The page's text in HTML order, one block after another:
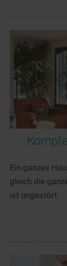
Ein ganzes
gleich die
ist ungestört.